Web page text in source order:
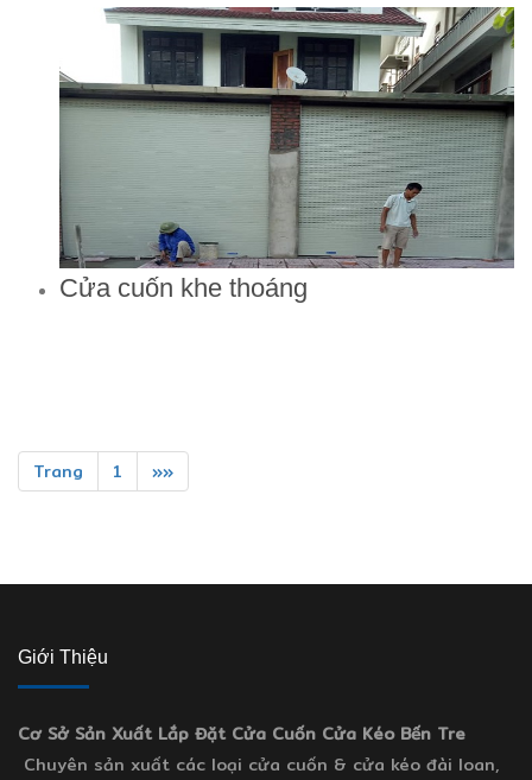
Cửa cuốn khe thoáng
Trang 1 »»
Giới Thiệu
Cơ Sở Sản Xuất Lắp Đặt Cửa Cuốn Cửa Kéo Bến Tre
Chuyên sản xuất các loại cửa cuốn & cửa kéo đài loan,